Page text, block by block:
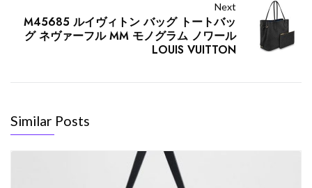
Next
M45685 ルイヴィトン バッグ トートバッ
グ ネヴァーフル MM モノグラム ノワール
LOUIS VUITTON
Similar Posts